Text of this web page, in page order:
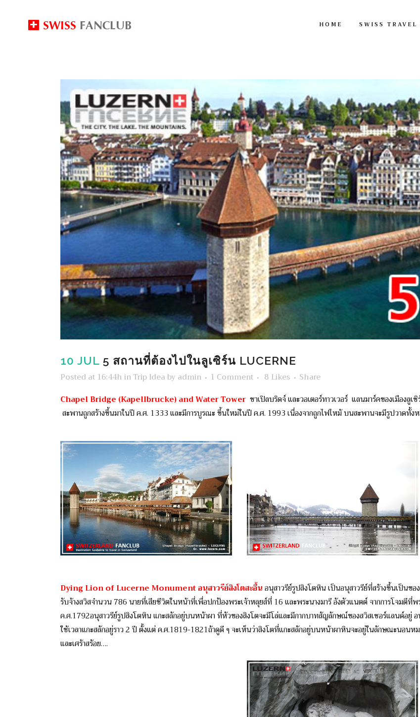
HOME SWISS TRAVEL
10 JUL 5 สถานที่ต้องไปในลูเซิร์น LUCERNE
Posted at 16:44hinTrip Idea by admin 1 Comment 8 Likes
Share
Chapel Bridge (Kapellbrucke) and Water Tower ชาเปิลบริดจ์ และวอเตอร์ทาวเวอร์ แลนมาร์คของเมืองลู
สะพานถูกสร้างขึ้นมาในปี ค.ศ. 1333 และมีการบูรณะ ขึ้นใหม่ในปี ค.ศ. 1993 เนื่องจากถูกไฟไหม้ บนสะพานจะมีรูปวาดทั้
Dying Lion of Lucerne Monument อนุสาวรีย์สิงโตสะอื้นอนุสาวรีย์รูปสิงโตหิน เป็นอนุสาวรีย์ที่สร้างขึ้นเป็นขอ
รับจ้างสวิสจำนวน 786 นายที่เสียชีวิตในหน้าที่เพื่อปกป้องพระเจ้าหลุยส์ที่ 16 และพระนางมารี อังตัวแนตต์ จากการโจมตีที่พ
ค.ศ.1792อนุสาวรีย์รูปสิงโตหิน แกะสลักอยู่บนหน้าผา ที่หัวของสิงโตจะมีโล่และมีกากบาทสัญลักษณ์ของสวิสเซอร์แลนด์อยู่
ใช้เวลาแกะสลักอยู่ราว 2 ปี ตั้งแต่ ค.ศ.1819-1821ถ้าดูดี ๆ จะเห็นว่าสิงโตที่แกะสลักอยู่บนหน้าผาหินจะอยู่ในลักษณะนอน
และเศร้าสร้อย….